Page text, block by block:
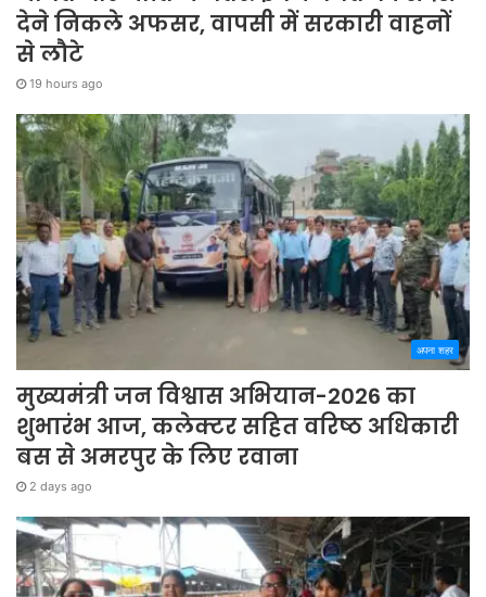
देने निकले अफसर, वापसी में सरकारी वाहनों
से लौटे
19 hours ago
अपना शहर
मुख्यमंत्री जन विश्वास अभियान-2026 का
शुभारंभ आज, कलेक्टर सहित वरिष्ठ अधिकारी
बस से अमरपुर के लिए रवाना
2 days ago